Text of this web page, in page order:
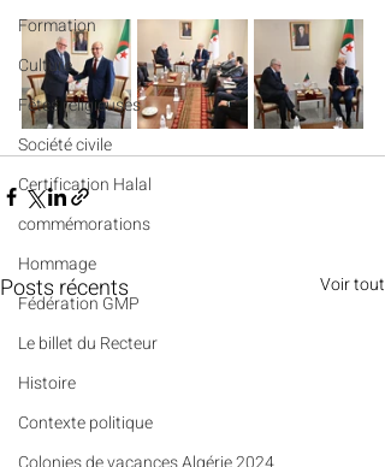
Formation
Culture
Fêtes religieuses
Société civile
Certification Halal
commémorations
Hommage
Fédération GMP
Le billet du Recteur
Histoire
Contexte politique
Posts récents Voir tout